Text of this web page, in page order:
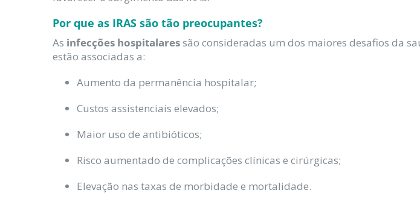
Por que as IRAS são tão preocupantes?
As infecções hospitalaressão consideradas um dos maiores desafios da
estão associadas a:
Aumento da permanência hospitalar;
Custos assistenciais elevados;
Maior uso de antibióticos;
Risco aumentado de complicações clínicas e cirúrgicas;
Elevação nas taxas de morbidade e mortalidade.